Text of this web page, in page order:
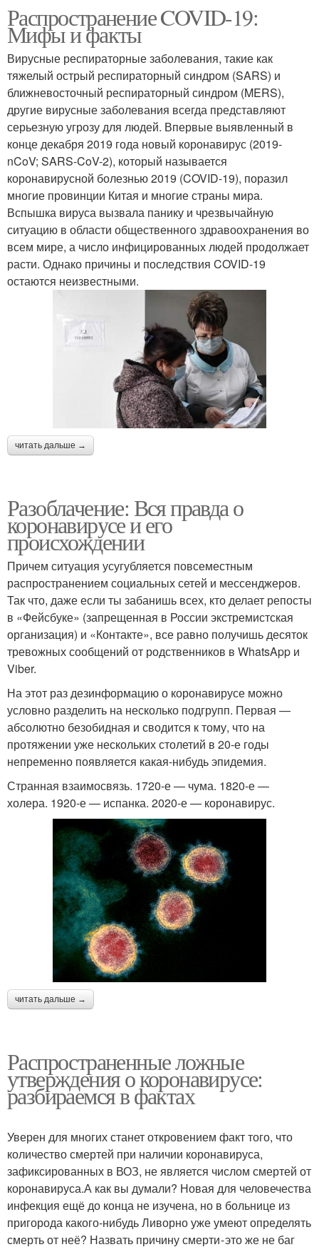
Распространение COVID-19:
Мифы и факты
Вирусные респираторные заболевания, такие как
тяжелый острый респираторный синдром (SARS) и
ближневосточный респираторный синдром (MERS),
другие вирусные заболевания всегда представляют
серьезную угрозу для людей. Впервые выявленный в
конце декабря 2019 года новый коронавирус (2019-
nCoV; SARS-CoV-2), который называется
коронавирусной болезнью 2019 (COVID-19), поразил
многие провинции Китая и многие страны мира.
Вспышка вируса вызвала панику и чрезвычайную
ситуацию в области общественного здравоохранения во
всем мире, а число инфицированных людей продолжает
расти. Однако причины и последствия COVID-19
остаются неизвестными.
читать дальше →
Разоблачение: Вся правда о
коронавирусе и его
происхождении
Причем ситуация усугубляется повсеместным
распространением социальных сетей и мессенджеров.
Так что, даже если ты забанишь всех, кто делает репосты
в «Фейсбуке» (запрещенная в России экстремистская
организация) и «Контакте», все равно получишь десяток
тревожных сообщений от родственников в WhatsApp и
Viber.
На этот раз дезинформацию о коронавирусе можно
условно разделить на несколько подгрупп. Первая —
абсолютно безобидная и сводится к тому, что на
протяжении уже нескольких столетий в 20-е годы
непременно появляется какая-нибудь эпидемия.
Странная взаимосвязь. 1720-е — чума. 1820-е —
холера. 1920-е — испанка. 2020-е — коронавирус.
читать дальше →
Распространенные ложные
утверждения о коронавирусе:
разбираемся в фактах
Уверен для многих станет откровением факт того, что
количество смертей при наличии коронавируса,
зафиксированных в ВОЗ, не является числом смертей от
коронавируса.А как вы думали? Новая для человечества
инфекция ещё до конца не изучена, но в больнице из
пригорода какого-нибудь Ливорно уже умеют определять
смерть от неё? Назвать причину смерти - это же не баг